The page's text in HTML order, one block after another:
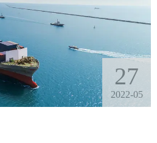
27
2022-05